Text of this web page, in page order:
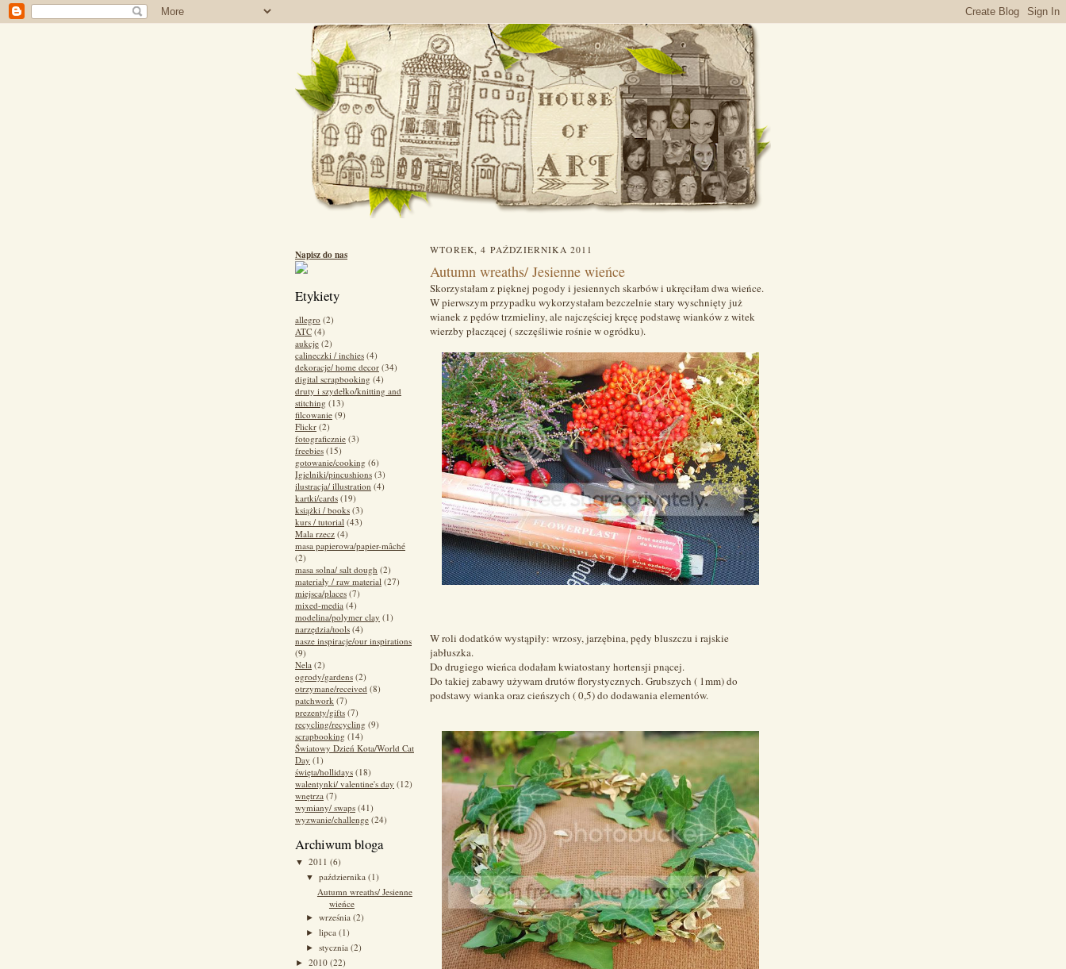
Napisz do nas
Etykiety
allegro (2)
ATC (4)
aukcje (2)
calineczki / inchies (4)
dekoracje/ home decor (34)
digital scrapbooking (4)
druty i szydełko/knitting and
stitching (13)
filcowanie (9)
Flickr (2)
fotograficznie (3)
freebies (15)
gotowanie/cooking (6)
Igielniki/pincushions (3)
ilustracja/ illustration (4)
kartki/cards (19)
książki / books (3)
kurs / tutorial (43)
Mala rzecz (4)
masa papierowa/papier-mâché
(2)
masa solna/ salt dough (2)
materiały / raw material (27)
miejsca/places (7)
mixed-media (4)
modelina/polymer clay (1)
narzędzia/tools (4)
nasze inspiracje/our inspirations
(9)
Nela (2)
ogrody/gardens (2)
otrzymane/received (8)
patchwork (7)
prezenty/gifts (7)
recycling/recycling (9)
scrapbooking (14)
Światowy Dzień Kota/World Cat
Day (1)
święta/hollidays (18)
walentynki/ valentine's day (12)
wnętrza (7)
wymiany/ swaps (41)
wyzwanie/challenge (24)
Archiwum bloga
▼ 2011 (6)
▼października(1)
Autumn wreaths/ Jesienne
wieńce
►września(2)
►lipca(1)
►stycznia(2)
► 2010 (22)
WTOREK, 4 PAŹDZIERNIKA 2011
Autumn wreaths/ Jesienne wieńce
Skorzystałam z pięknej pogody i jesiennych skarbów i ukręciłam dwa wieńce.
W pierwszym przypadku wykorzystałam bezczelnie stary wyschnięty już
wianek z pędów trzmieliny, ale najczęściej kręcę podstawę wianków z witek
wierzby płaczącej ( szczęśliwie rośnie w ogródku).
W roli dodatków wystąpiły: wrzosy, jarzębina, pędy bluszczu i rajskie
jabłuszka.
Do drugiego wieńca dodałam kwiatostany hortensji pnącej.
Do takiej zabawy używam drutów florystycznych. Grubszych ( 1mm) do
podstawy wianka oraz cieńszych ( 0,5) do dodawania elementów.